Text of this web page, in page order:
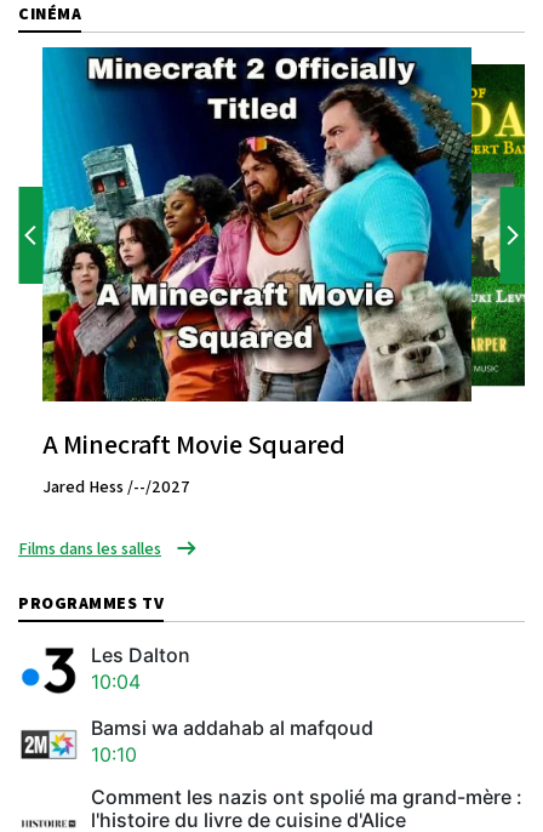
CINÉMA
A Minecraft Movie Squared
Jared Hess /--/2027
Films dans les salles
PROGRAMMES TV
Les Dalton
10:04
Bamsi wa addahab al mafqoud
10:10
Comment les nazis ont spolié ma grand-mère :
l'histoire du livre de cuisine d'Alice